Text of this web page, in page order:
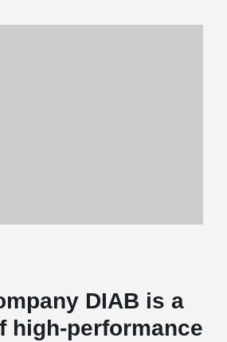
DIAB is a
high-performance